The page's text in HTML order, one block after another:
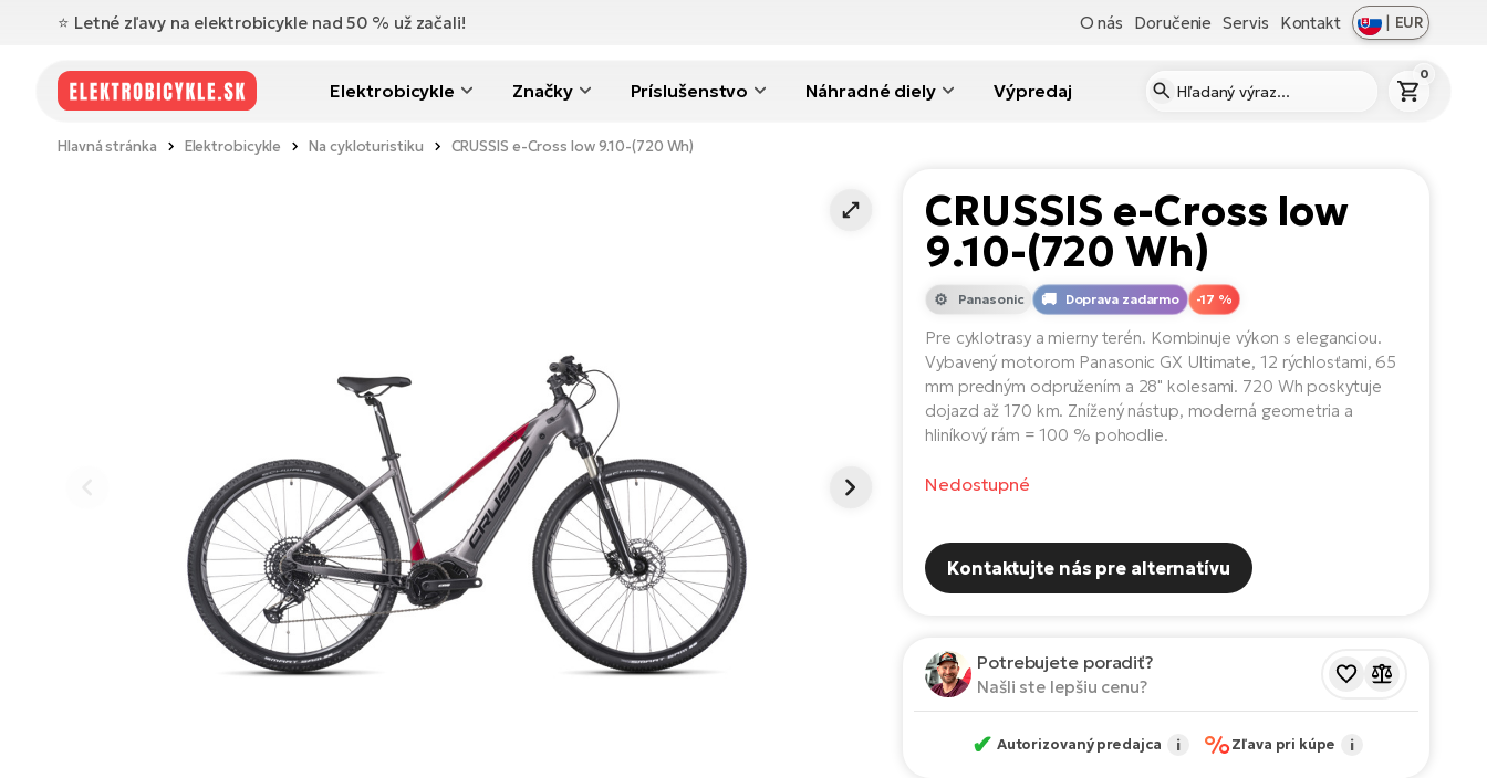
⭐️ Letné zľavy na elektrobicykle nad 50 % už začali! O nás Doručenie Servis Kontakt | EUR
Elektrobicykle Značky Príslušenstvo Náhradné diely Výpredaj
0
Hlavná stránka Elektrobicykle Na cykloturistiku CRUSSIS e-Cross low 9.10-(720 Wh)
CRUSSIS e-Cross low
9.10-(720 Wh)
-17 %
Panasonic Doprava zadarmo
Pre cyklotrasy a mierny terén. Kombinuje výkon s eleganciou.
Vybavený motorom Panasonic GX Ultimate, 12 rýchlosťami, 65
mm predným odpružením a 28" kolesami. 720 Wh poskytuje
dojazd až 170 km. Znížený nástup, moderná geometria a
hliníkový rám = 100 % pohodlie.
Nedostupné
Kontaktujte nás pre alternatívu
Potrebujete poradiť?
Našli ste lepšiu cenu?
✔ Autorizovaný predajca i %Zľava pri kúpe i